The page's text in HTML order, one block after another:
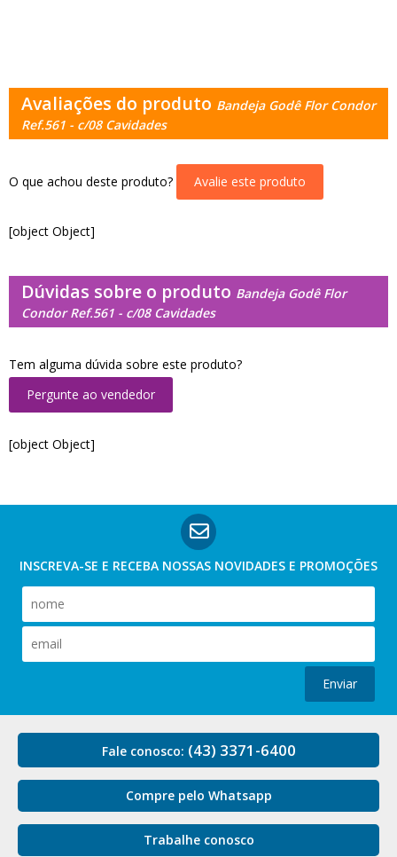
Avaliações do produto Bandeja Godê Flor Condor
Ref.561 - c/08 Cavidades
O que achou deste produto? Avalie este produto
[object Object]
Dúvidas sobre o produto Bandeja Godê Flor
Condor Ref.561 - c/08 Cavidades
Tem alguma dúvida sobre este produto?
Pergunte ao vendedor
[object Object]
INSCREVA-SE E RECEBA NOSSAS NOVIDADES E PROMOÇÕES
Enviar
Fale conosco: (43) 3371-6400
Compre pelo Whatsapp
Trabalhe conosco